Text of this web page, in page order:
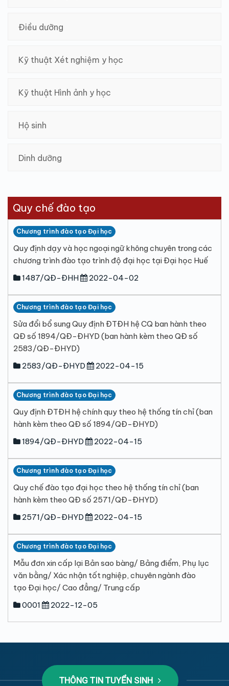
Điều dưỡng
Kỹ thuật Xét nghiệm y học
Kỹ thuật Hình ảnh y học
Hộ sinh
Dinh dưỡng
Quy chế đào tạo
Chương trình đào tạo Đại học
Quy định dạy và học ngoại ngữ không chuyên trong các
chương trình đào tạo trình độ đại học tại Đại học Huế
1487/QĐ-ĐHH
2022-04-02
Chương trình đào tạo Đại học
Sửa đổi bổ sung Quy định ĐTĐH hệ CQ ban hành theo
QĐ số 1894/QĐ-ĐHYD (ban hành kèm theo QĐ số
2583/QĐ-ĐHYD)
2583/QĐ-ĐHYD
2022-04-15
Chương trình đào tạo Đại học
Quy định ĐTĐH hệ chính quy theo hệ thống tín chỉ (ban
hành kèm theo QĐ số 1894/QĐ-ĐHYD)
1894/QĐ-ĐHYD
2022-04-15
Chương trình đào tạo Đại học
Quy chế đào tạo đại học theo hệ thống tín chỉ (ban
hành kèm theo QĐ số 2571/QĐ-ĐHYD)
2571/QĐ-ĐHYD
2022-04-15
Chương trình đào tạo Đại học
Mẫu đơn xin cấp lại Bản sao bàng/ Bảng điểm, Phụ lục
văn bằng/ Xác nhận tốt nghiệp, chuyên ngành đào
tạo Đại học/ Cao đẳng/ Trung cấp
0001
2022-12-05
THÔNG TIN TUYỂN SINH